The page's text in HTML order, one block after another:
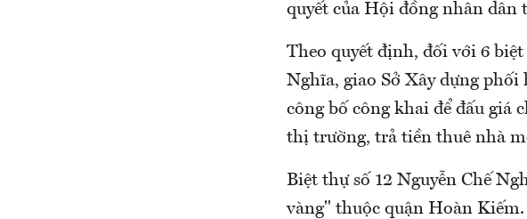
quyết của Hội đồng nhân dân
Theo quyết định, đối với 6
Nghĩa, giao Sở Xây dựng
công bố công khai để đấu giá
thị trường, trả tiền thuê nhà
Biệt thự số 12 Nguyễn Chế
vàng" thuộc quận Hoàn